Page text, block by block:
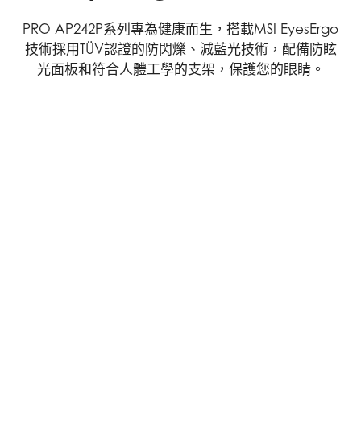
PRO AP242P系列專為健康而生，搭載MSI EyesErgo
技術採用TÜV認證的防閃爍、減藍光技術，配備防眩
光面板和符合人體工學的支架，保護您的眼睛。